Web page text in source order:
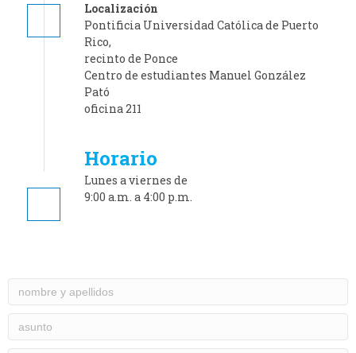
Localización
Pontificia Universidad Católica de Puerto
Rico,
recinto de Ponce
Centro de estudiantes Manuel González
Pató
oficina 211
Horario
Lunes aviernes de
9:00 a.m. a 4:00 p.m.